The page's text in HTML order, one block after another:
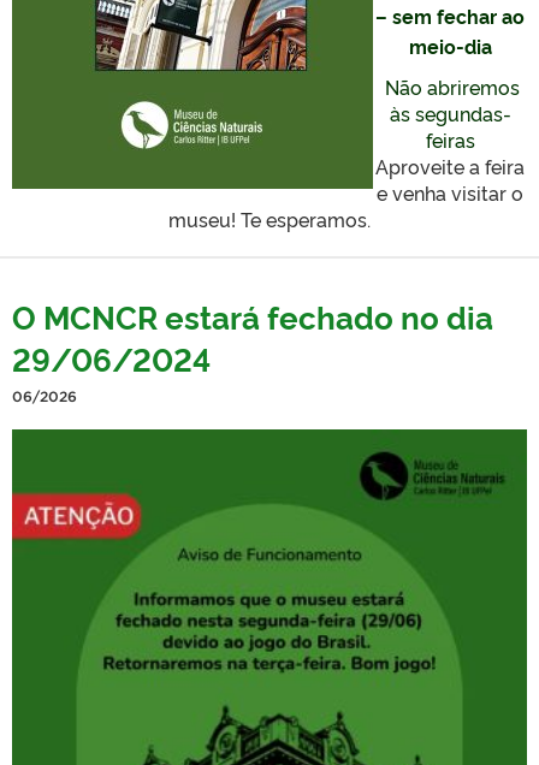
– sem fechar ao
meio-dia
Não abriremos
às segundas-
feiras
Aproveite a feira
e venha visitar o
museu! Te esperamos.
O MCNCR estará fechado no dia
29/06/2024
06/2026